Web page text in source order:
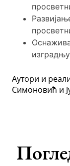
Аутори и
Симоновић и